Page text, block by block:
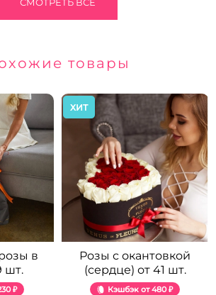
товары
в
шт.
₽
ХИТ
Розы с окантовкой
(сердце) от 41 шт.
Кэшбэк 480 ₽